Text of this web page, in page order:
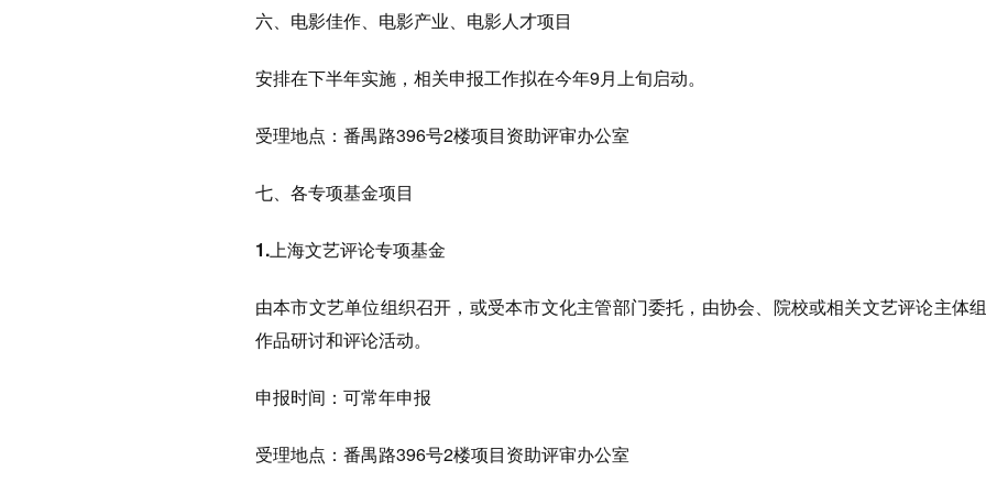
六、电影佳作、电影产业、电影人才项目
安排在下半年实施，相关申报工作拟在今年9月上旬启动。
受理地点：番禺路396号2楼项目资助评审办公室
七、各专项基金项目
1.上海文艺评论专项基金
由本市文艺单位组织召开，或受本市文化主管部门委托，由协会、院校或相关文艺评论主体
作品研讨和评论活动。
申报时间：可常年申报
受理地点：番禺路396号2楼项目资助评审办公室